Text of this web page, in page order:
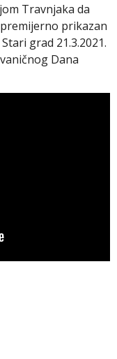
Travnjaka da
prikazan
grad 21.3.2021.
Dana